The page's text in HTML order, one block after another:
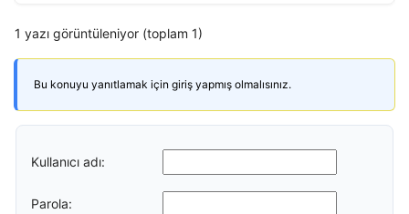
1 yazı görüntüleniyor (toplam 1)
Bu konuyu yanıtlamak için giriş yapmış olmalısınız.
Kullanıcı adı:
Parola: